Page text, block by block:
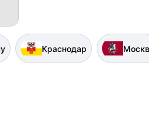
Краснодар Москва